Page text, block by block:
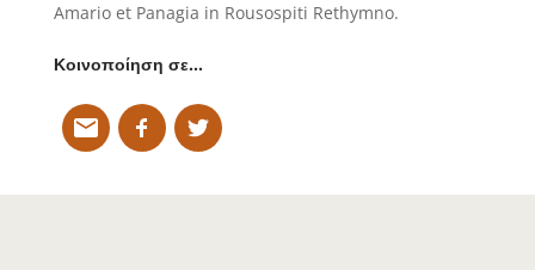
Amario et Panagia in Rousospiti Rethymno.
Κοινοποίηση σε…